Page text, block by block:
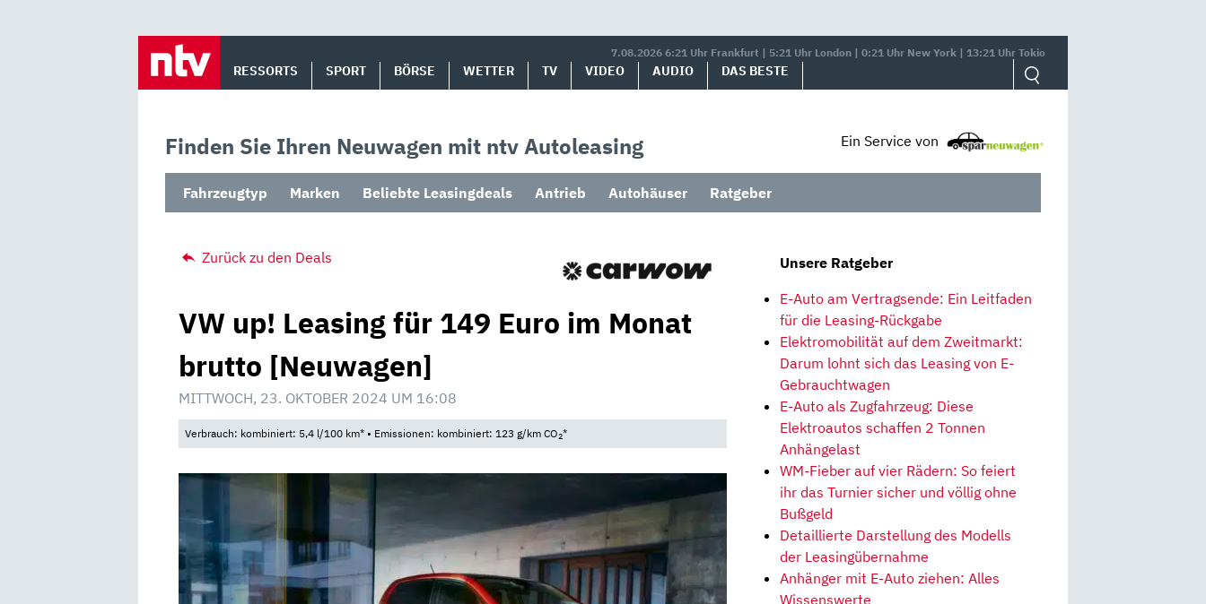
7.08.2026 6:21 Uhr Frankfurt | 5:21 Uhr London | 0:21 Uhr New York | 13:21 Uhr Tokio
RESSORTS SPORT BÖRSE WETTER TV VIDEO AUDIO DAS BESTE
Finden Sie Ihren Neuwagen mit ntv Autoleasing Ein Service von
Fahrzeugtyp Marken Beliebte Leasingdeals Antrieb Autohäuser Ratgeber
Zurück zu den Deals
VW up! Leasing für 149 Euro im Monat
brutto [Neuwagen]
MITTWOCH, 23. OKTOBER 2024 UM 16:08
Verbrauch: kombiniert: 5,4 l/100 km* • Emissionen: kombiniert: 123 g/km CO2*
Unsere Ratgeber
E-Auto am Vertragsende: Ein Leitfaden
für die Leasing-Rückgabe
Elektromobilität auf dem Zweitmarkt:
Darum lohnt sich das Leasing von E-
Gebrauchtwagen
E-Auto als Zugfahrzeug: Diese
Elektroautos schaffen 2 Tonnen
Anhängelast
WM-Fieber auf vier Rädern: So feiert
ihr das Turnier sicher und völlig ohne
Bußgeld
Detaillierte Darstellung des Modells
der Leasingübernahme
Anhänger mit E-Auto ziehen: Alles
Wissenswerte